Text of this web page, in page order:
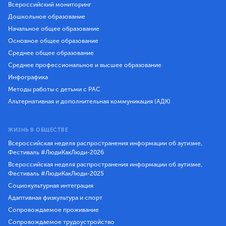
Всероссийский мониторинг
Дошкольное образование
Начальное общее образование
Основное общее образование
Среднее общее образование
Среднее профессиональное и высшее образование
Инфографика
Методы работы с детьми с РАС
Альтернативная и дополнительная коммуникация (АДК)
ЖИЗНЬ В ОБЩЕСТВЕ
Всероссийская неделя распространения информации об аутизме,
Фестиваль #ЛюдиКакЛюди-2026
Всероссийская неделя распространения информации об аутизме,
Фестиваль #ЛюдиКакЛюди-2025
Социокультурная интеграция
Адаптивная физкультура и спорт
Сопровождаемое проживание
Сопровождаемое трудоустройство